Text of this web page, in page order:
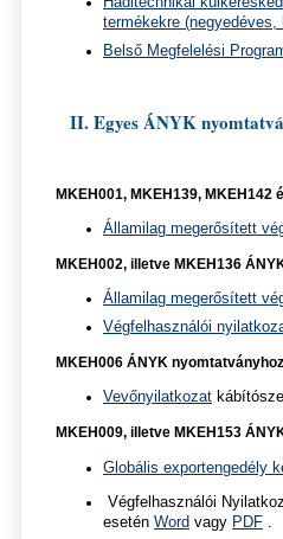
termékekre
Belső Megfelelési
II. Egyes ÁNYK
MKEH001, MKEH139,
Államilag megerősített
MKEH002, illetve MKEH136
Államilag megerősített
Végfelhasználói
MKEH006 ÁNYK nyomtatványhoz
Vevőnyilatkozat
MKEH009, illetve MKEH153
Globális exportengedély
Végfelhasználói
esetén Word vagy PDF .